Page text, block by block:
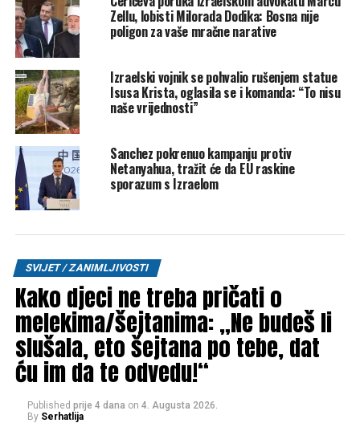
Post
Share
Mail
POVEZANE TEME:
ZAPADNA OBALA
UP NEXT
Vučić: Srbija nikome nije učinila ništa nažao, Hrvati su
nam prvog dana isključili dotok nafte
DON'T MISS
Slovenija priznala bh. vozačke dozvole: Velika promjena
za naše građane u EU
Zellu, lobisti Milorada Dodika: Bosna nije
poligon za vaše mračne narative
Izraelski vojnik se pohvalio rušenjem statue
Isusa Krista, oglasila se i komanda: “To nisu
naše vrijednosti”
Sanchez pokrenuo kampanju protiv
Netanyahua, tražit će da EU raskine
sporazum s Izraelom
SVIJET / ZANIMLJIVOSTI
Kako djeci ne treba pričati o
melekima/šejtanima: „Ne budeš li
slušala, eto šejtana po tebe, dat
ću im da te odvedu!“
Published prije 4 dana on 4. Augusta 2026.
By Serhatlija